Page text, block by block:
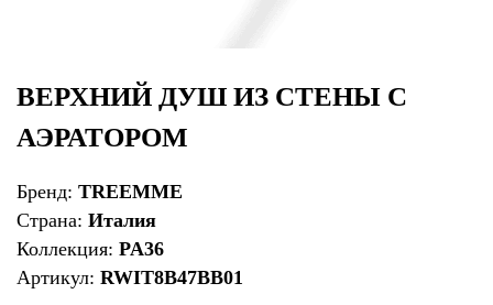
ВЕРХНИЙ ДУШ ИЗ СТЕНЫ С
АЭРАТОРОМ
Бренд: TREEMME
Страна: Италия
Коллекция: PA36
Артикул: RWIT8B47BB01